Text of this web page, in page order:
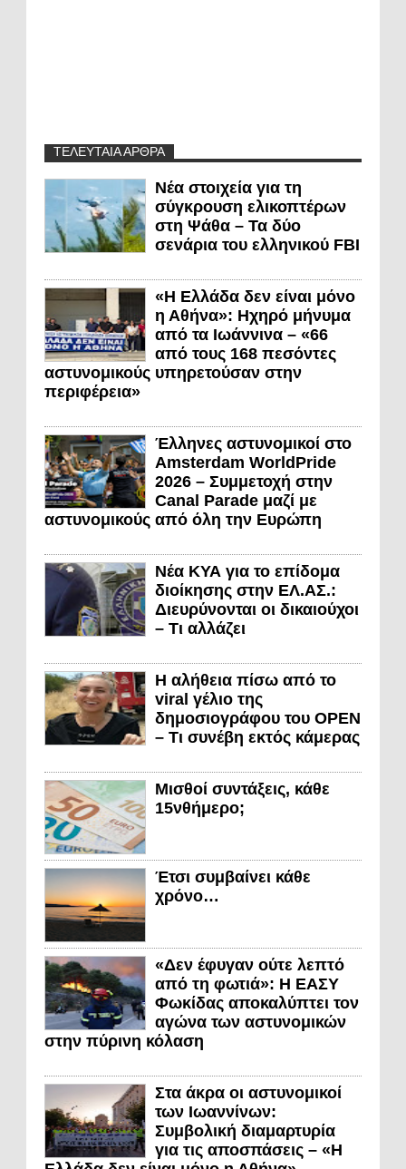
ΤΕΛΕΥΤΑΙΑ ΑΡΘΡΑ
Νέα στοιχεία για τη
σύγκρουση ελικοπτέρων
στη Ψάθα – Τα δύο
σενάρια του ελληνικού FBI
«Η Ελλάδα δεν είναι μόνο
η Αθήνα»: Ηχηρό μήνυμα
από τα Ιωάννινα – «66
από τους 168 πεσόντες
αστυνομικούς υπηρετούσαν στην
περιφέρεια»
Έλληνες αστυνομικοί στο
Amsterdam WorldPride
2026 – Συμμετοχή στην
Canal Parade μαζί με
αστυνομικούς από όλη την Ευρώπη
Νέα ΚΥΑ για το επίδομα
διοίκησης στην ΕΛ.ΑΣ.:
Διευρύνονται οι δικαιούχοι
– Τι αλλάζει
Η αλήθεια πίσω από το
viral γέλιο της
δημοσιογράφου του OPEN
– Τι συνέβη εκτός κάμερας
Μισθοί συντάξεις, κάθε
15νθήμερο;
Έτσι συμβαίνει κάθε
χρόνο…
«Δεν έφυγαν ούτε λεπτό
από τη φωτιά»: Η ΕΑΣΥ
Φωκίδας αποκαλύπτει τον
αγώνα των αστυνομικών
στην πύρινη κόλαση
Στα άκρα οι αστυνομικοί
των Ιωαννίνων:
Συμβολική διαμαρτυρία
για τις αποσπάσεις – «Η